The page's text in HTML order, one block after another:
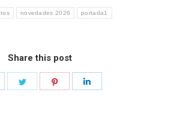
novedades 2026 portada1
Share this post